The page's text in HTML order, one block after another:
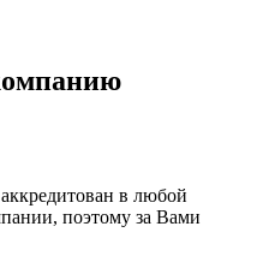
в любой
поэтому за Вами